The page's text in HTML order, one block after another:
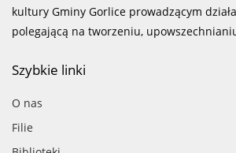
kultury Gminy Gorlice prowadzącym
polegającą na tworzeniu,
Szybkie linki
O nas
Filie